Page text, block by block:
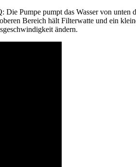
Pumpe pumpt das Wasser von
Bereich hält Filterwatte und ein
ändern.